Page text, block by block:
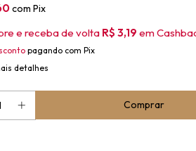
com Pix
e receba de volta R$ 3,19 em
pagando com Pix
detalhes